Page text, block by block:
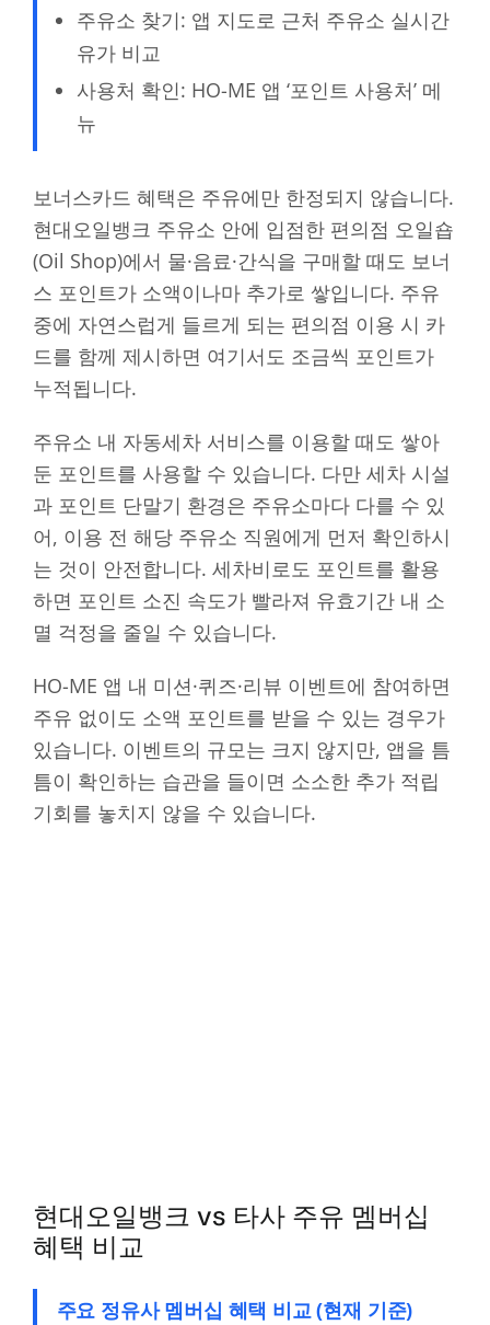
주유소 찾기: 앱 지도로 근처 주유소 실시간
유가 비교
사용처 확인: HO-ME 앱 ‘포인트 사용처’ 메
뉴
보너스카드 혜택은 주유에만 한정되지 않습니다.
현대오일뱅크 주유소 안에 입점한 편의점 오일숍
(Oil Shop)에서 물·음료·간식을 구매할 때도 보너
스 포인트가 소액이나마 추가로 쌓입니다. 주유
중에 자연스럽게 들르게 되는 편의점 이용 시 카
드를 함께 제시하면 여기서도 조금씩 포인트가
누적됩니다.
주유소 내 자동세차 서비스를 이용할 때도 쌓아
둔 포인트를 사용할 수 있습니다. 다만 세차 시설
과 포인트 단말기 환경은 주유소마다 다를 수 있
어, 이용 전 해당 주유소 직원에게 먼저 확인하시
는 것이 안전합니다. 세차비로도 포인트를 활용
하면 포인트 소진 속도가 빨라져 유효기간 내 소
멸 걱정을 줄일 수 있습니다.
HO-ME 앱 내 미션·퀴즈·리뷰 이벤트에 참여하면
주유 없이도 소액 포인트를 받을 수 있는 경우가
있습니다. 이벤트의 규모는 크지 않지만, 앱을 틈
틈이 확인하는 습관을 들이면 소소한 추가 적립
기회를 놓치지 않을 수 있습니다.
현대오일뱅크 vs 타사 주유 멤버십
혜택 비교
주요 정유사 멤버십 혜택 비교 (현재 기준)